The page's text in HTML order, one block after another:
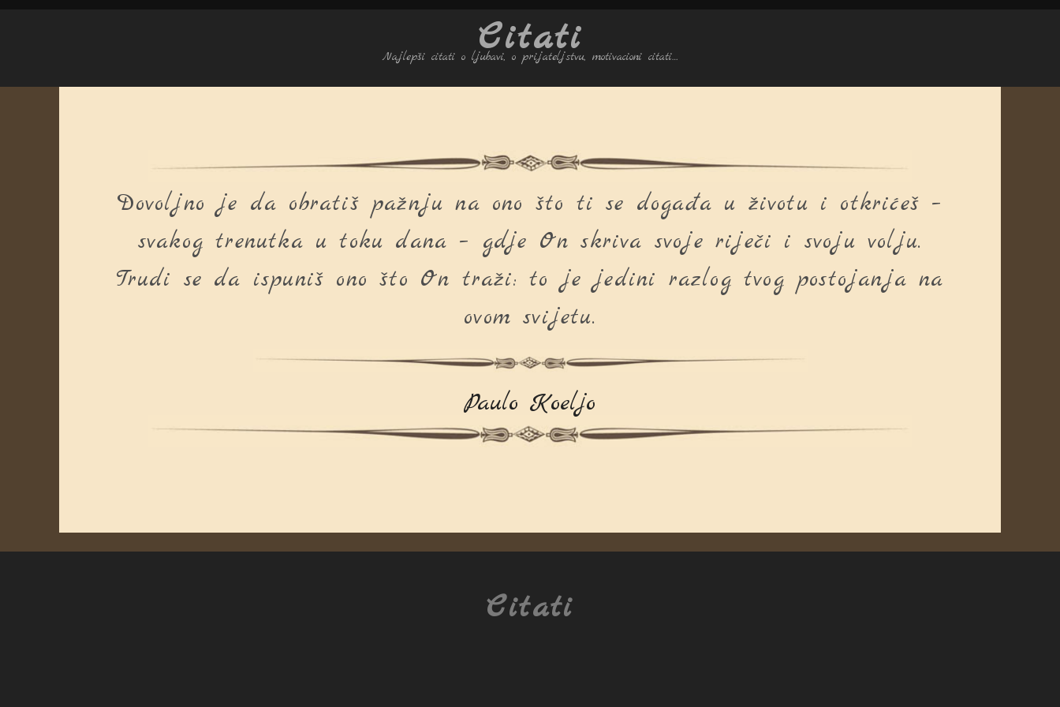
Citati
Najlepši citati o ljubavi, o prijateljstvu, motivacioni citati…
Dovoljno je da obratiš pažnju na ono što ti se događa u životu i otkrićeš –
svakog trenutka u toku dana – gdje On skriva svoje riječi i svoju volju.
Trudi se da ispuniš ono što On traži: to je jedini razlog tvog postojanja na
ovom svijetu.
Paulo Koeljo
Citati